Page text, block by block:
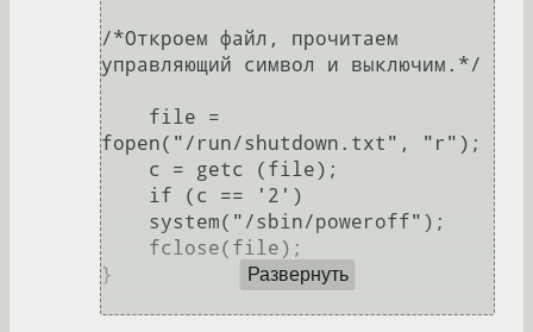
/*Откроем файл, прочитаем
управляющий символ и выключим.*/
fopen("/run/shutdown.txt", "r");
}
Развернуть